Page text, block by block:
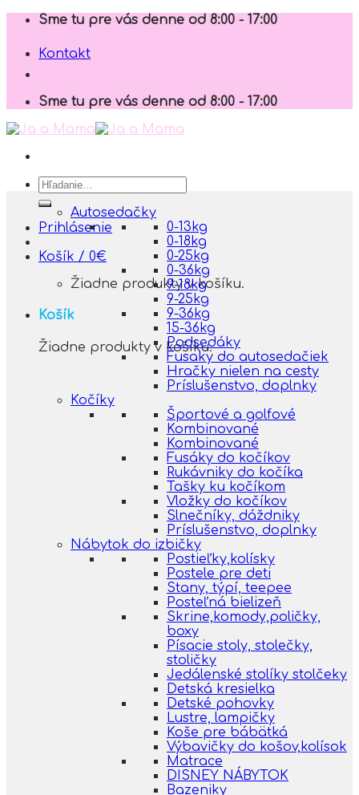
Skip
content
Sme tu pre vás denne od 8:00 - 17:00
Kontakt
Sme tu pre vás denne od 8:00 - 17:00
Hľadať:
Prihlásenie
Košík / 0€
Žiadne produkty v košíku.
Košík
Žiadne produkty v košíku.
Autosedačky
0-13kg
0-18kg
0-25kg
0-36kg
9-18kg
9-25kg
9-36kg
15-36kg
Podsedáky
Fusaky do autosedačiek
Hračky nielen na cesty
Príslušenstvo, doplnky
Kočíky
Športové a golfové
Kombinované
Kombinované
Fusáky do kočíkov
Rukávniky do kočíka
Tašky ku kočíkom
Vložky do kočíkov
Slnečníky, dáždniky
Príslušenstvo, doplnky
Nábytok do izbičky
Postieľky,kolísky
Postele pre deti
Stany, týpí, teepee
Posteľná bielizeň
Skrine,komody,poličky,
boxy
Písacie stoly, stolečky,
stoličky
Jedálenské stolíky stolčeky
Detská kresielka
Detské pohovky
Lustre, lampičky
Koše pre bábätká
Výbavičky do košov,kolísok
Matrace
DISNEY NÁBYTOK
Bazeniky